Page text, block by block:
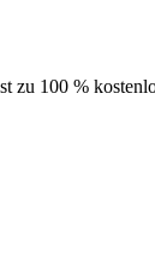
zu 100 %